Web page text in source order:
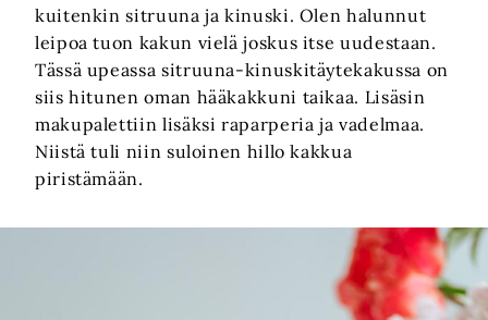
kuitenkin sitruuna ja kinuski. Olen halunnut
leipoa tuon kakun vielä joskus itse uudestaan.
Tässä upeassa sitruuna-kinuskitäytekakussa on
siis hitunen oman hääkakkuni taikaa. Lisäsin
makupalettiin lisäksi raparperia ja vadelmaa.
Niistä tuli niin suloinen hillo kakkua
piristämään.